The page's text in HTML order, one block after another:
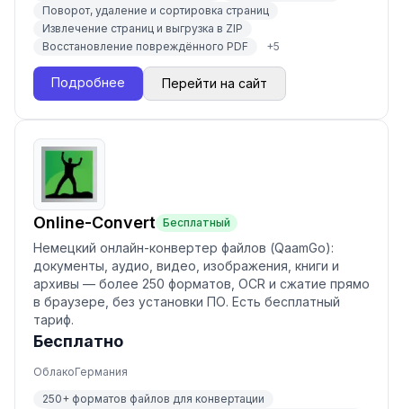
Поворот, удаление и сортировка страниц
Извлечение страниц и выгрузка в ZIP
Восстановление повреждённого PDF
+5
Подробнее Перейти на сайт
Online-Convert Бесплатный
Немецкий онлайн-конвертер файлов (QaamGo):
документы, аудио, видео, изображения, книги и
архивы — более 250 форматов, OCR и сжатие прямо
в браузере, без установки ПО. Есть бесплатный
тариф.
Бесплатно
ОблакоГермания
250+ форматов файлов для конвертации